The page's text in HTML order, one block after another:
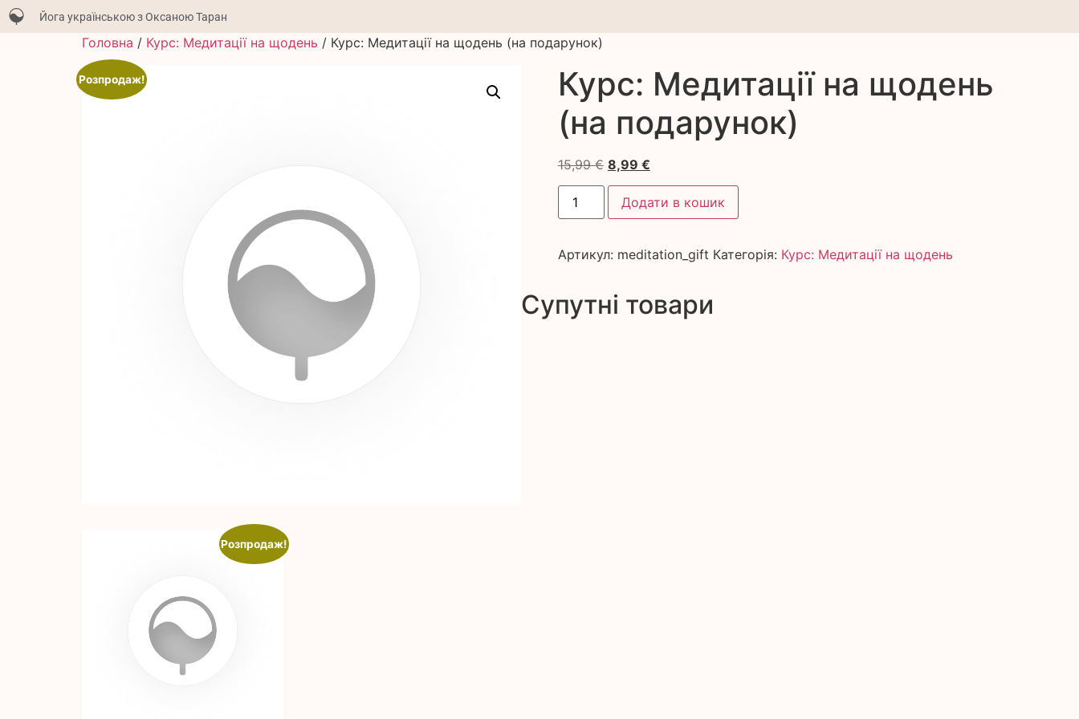
Йога українською з Оксаною Таран
Головна / Курс: Медитації на щодень / Курс: Медитації на щодень (на подарунок)
Розпродаж!
Курс: Медитації на щодень
(на подарунок)
15,99€ 8,99 €
Додати в кошик
Артикул: meditation_gift Категорія: Курс: Медитації на щодень
Супутні товари
Розпродаж!